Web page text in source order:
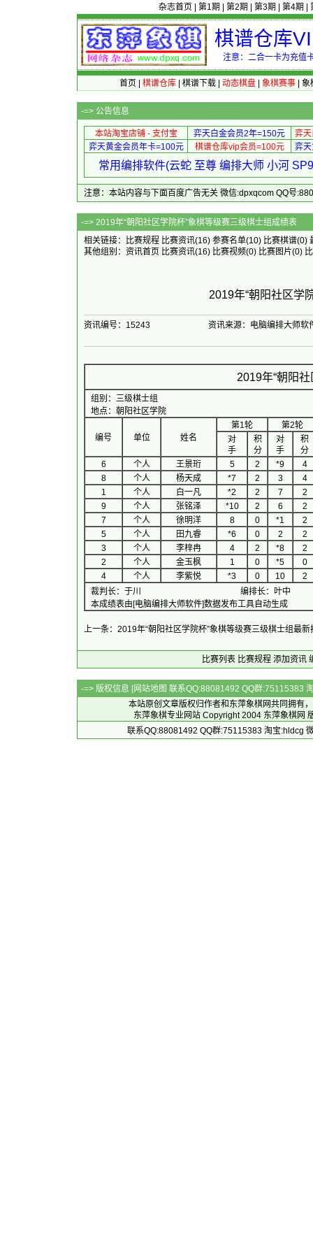
杂志首页 第1期 第2期 第3期 第4期
棋谱仓库
注意：二合一卡为充值
首页 棋谱仓库| 棋谱下载| 动态棋盘| 象棋赛事| 象
-=> 公告信息
本站淘宝店铺 - 支付宝 弈天白金会员2年=150元
弈
弈天黄金会员年卡=100元
棋谱仓库vip会员=100元 弈
常用编排软件(云蛇 至尊 编排大师 小河
注意：本站内容与下面百度广告无关 微信:dpxqcom QQ号
-=> 2019年“朝阳社区学院杯”象
相关链接：
比赛规程 比赛资讯(16) 参赛名单(10) 比赛棋谱(0)
其他组别： 资讯首页 比赛资讯(16) 比赛视频(0) 比赛图片(0)
2019年“朝阳社区学
资讯编号：15243 资讯来源：电脑编排大师软
2019年“朝阳
组别：三级棋士组
地点：朝阳社区学院
编号 单位 姓名
第1轮
第2轮
对
手
积
分
对
手
积
分
6
个人 王景珩 5 2 *9
4
8
个人 杨天成 *7 2 3
4
1
个人 白一凡 *2 2 7
2
9
个人 张铭泽 *10 2 6
2
7
个人 徐明洋 8 0 *1
2
5
个人 田九睿 *6 0 2
2
3
个人 李梓冉 4 2 *8
2
2
个人 金玉枫 1 0 *5
0
4
个人 李紫悦 *3 0 10
2
裁判长：于川
编排长：叶中
本成绩表由[电脑编排大师软件]数据发布工具自动生成
上一条：2019年“朝阳社区学院杯”象棋等级赛三级棋士组最新
比赛列表 比赛规程 添加资讯
-=> 版权信息 [网站地图 联系QQ:88081492 QQ群:75115383
本站原创文章版权归作者和 东萍象棋网共同拥有
东萍象棋专业网站 Copyright 2004 东萍象棋网
联系QQ:88081492 QQ群:75115383 淘宝:hldcg